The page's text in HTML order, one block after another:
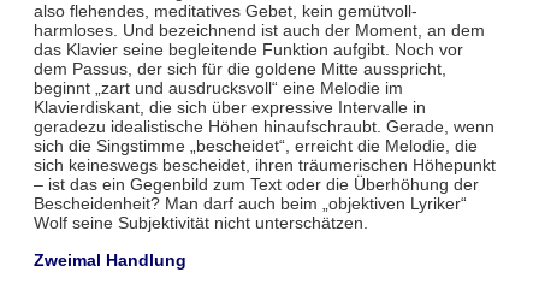
also flehendes, meditatives Gebet, kein gemütvoll-
harmloses. Und bezeichnend ist auch der Moment, an dem
das Klavier seine begleitende Funktion aufgibt. Noch vor
dem Passus, der sich für die goldene Mitte ausspricht,
beginnt „zart und ausdrucksvoll“ eine Melodie im
Klavierdiskant, die sich über expressive Intervalle in
geradezu idealistische Höhen hinaufschraubt. Gerade, wenn
sich die Singstimme „bescheidet“, erreicht die Melodie, die
sich keineswegs bescheidet, ihren träumerischen Höhepunkt
– ist das ein Gegenbild zum Text oder die Überhöhung der
Bescheidenheit? Man darf auch beim „objektiven Lyriker“
Wolf seine Subjektivität nicht unterschätzen.
Zweimal Handlung